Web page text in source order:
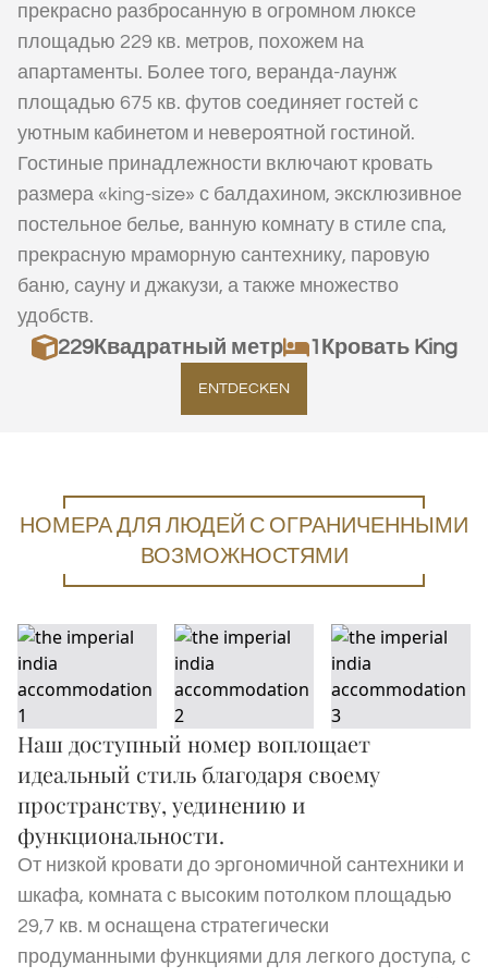
прекрасно разбросанную в огромном люксе
площадью 229 кв. метров, похожем на
апартаменты. Более того, веранда-лаунж
площадью 675 кв. футов соединяет гостей с
уютным кабинетом и невероятной гостиной.
Гостиные принадлежности включают кровать
размера «king-size» с балдахином, эксклюзивное
постельное белье, ванную комнату в стиле спа,
прекрасную мраморную сантехнику, паровую
баню, сауну и джакузи, а также множество
удобств.
229Квадратный метр 1Кровать King
ENTDECKEN
НОМЕРА ДЛЯ ЛЮДЕЙ С ОГРАНИЧЕННЫМИ
ВОЗМОЖНОСТЯМИ
Наш доступный номер воплощает
идеальный стиль благодаря своему
пространству, уединению и
функциональности.
От низкой кровати до эргономичной сантехники и
шкафа, комната с высоким потолком площадью
29,7 кв. м оснащена стратегически
продуманными функциями для легкого доступа, с